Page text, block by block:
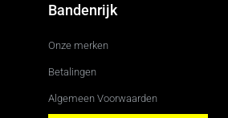
Bandenrijk
Onze merken
Betalingen
Algemeen Voorwaarden